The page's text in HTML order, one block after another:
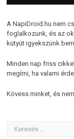
A NapiDroid.hu nem
foglalkozunk, és az
kütyüt igyekszünk
Minden nap friss
megírni, ha valami
Kövess minket, és